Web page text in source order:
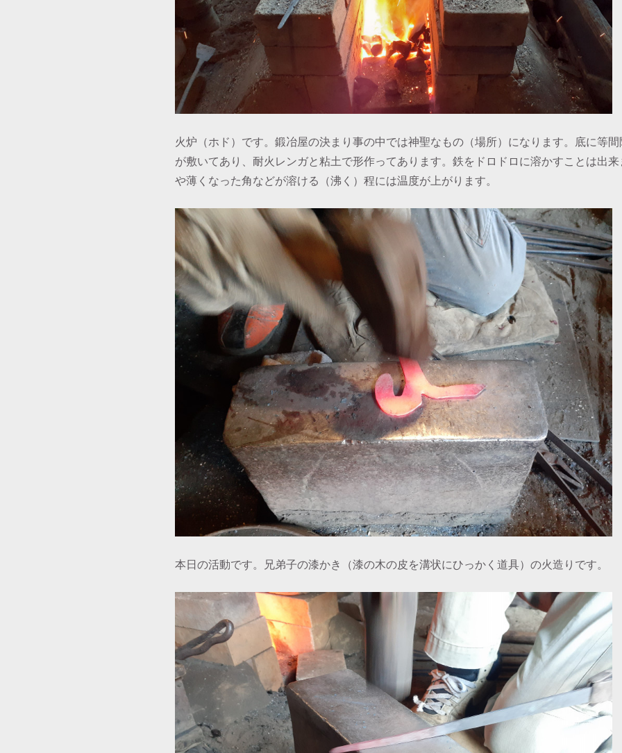
火炉（ホド）です。鍛冶屋の決まり事の中では神聖なもの（場所）になります。底に等
が敷いてあり、耐火レンガと粘土で形作ってあります。鉄をドロドロに溶かすことは出
や薄くなった角などが溶ける（沸く）程には温度が上がります。
本日の活動です。兄弟子の漆かき（漆の木の皮を溝状にひっかく道具）の火造りです。